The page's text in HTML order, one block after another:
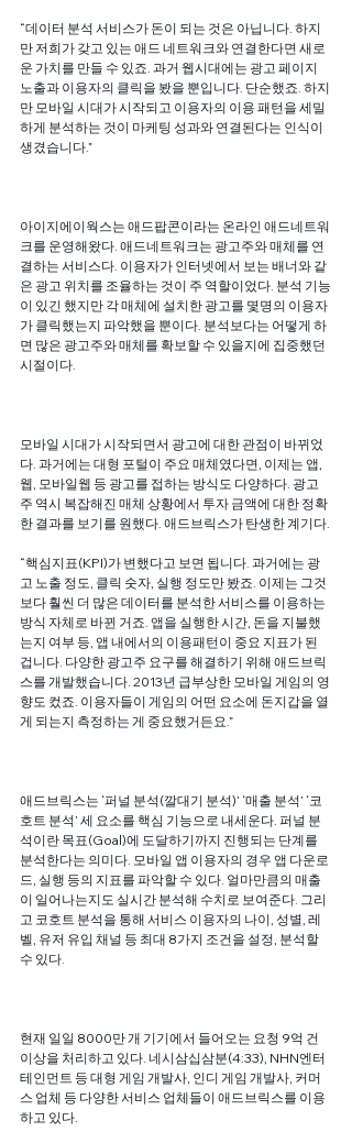
“데이터 분석 서비스가 돈이 되는 것은 아닙니다. 하지
만 저희가 갖고 있는 애드 네트워크와 연결한다면 새로
운 가치를 만들 수 있죠. 과거 웹시대에는 광고 페이지
노출과 이용자의 클릭을 봤을 뿐입니다. 단순했죠. 하지
만 모바일 시대가 시작되고 이용자의 이용 패턴을 세밀
하게 분석하는 것이 마케팅 성과와 연결된다는 인식이
생겼습니다.”
아이지에이웍스는 애드팝콘이라는 온라인 애드네트워
크를 운영해왔다. 애드네트워크는 광고주와 매체를 연
결하는 서비스다. 이용자가 인터넷에서 보는 배너와 같
은 광고 위치를 조율하는 것이 주 역할이었다. 분석 기능
이 있긴 했지만 각 매체에 설치한 광고를 몇명의 이용자
가 클릭했는지 파악했을 뿐이다. 분석보다는 어떻게 하
면 많은 광고주와 매체를 확보할 수 있을지에 집중했던
시절이다.
모바일 시대가 시작되면서 광고에 대한 관점이 바뀌었
다. 과거에는 대형 포털이 주요 매체였다면, 이제는 앱,
웹, 모바일웹 등 광고를 접하는 방식도 다양하다. 광고
주 역시 복잡해진 매체 상황에서 투자 금액에 대한 정확
한 결과를 보기를 원했다. 애드브릭스가 탄생한 계기다.
“핵심지표(KPI)가 변했다고 보면 됩니다. 과거에는 광
고 노출 정도, 클릭 숫자, 실행 정도만 봤죠. 이제는 그것
보다 훨씬 더 많은 데이터를 분석한 서비스를 이용하는
방식 자체로 바뀐 거죠. 앱을 실행한 시간, 돈을 지불했
는지 여부 등, 앱 내에서의 이용패턴이 중요 지표가 된
겁니다. 다양한 광고주 요구를 해결하기 위해 애드브릭
스를 개발했습니다. 2013년 급부상한 모바일 게임의 영
향도 컸죠. 이용자들이 게임의 어떤 요소에 돈지갑을 열
게 되는지 측정하는 게 중요했거든요.”
애드브릭스는 ‘퍼널 분석(깔대기 분석)’ ‘매출 분석’ ‘코
호트 분석’ 세 요소를 핵심 기능으로 내세운다. 퍼널 분
석이란 목표(Goal)에 도달하기까지 진행되는 단계를
분석한다는 의미다. 모바일 앱 이용자의 경우 앱 다운로
드, 실행 등의 지표를 파악할 수 있다. 얼마만큼의 매출
이 일어나는지도 실시간 분석해 수치로 보여준다. 그리
고 코호트 분석을 통해 서비스 이용자의 나이, 성별, 레
벨, 유저 유입 채널 등 최대 8가지 조건을 설정, 분석할
수 있다.
현재 일일 8000만 개 기기에서 들어오는 요청 9억 건
이상을 처리하고 있다. 네시삼십삼분(4:33), NHN엔터
테인먼트 등 대형 게임 개발사, 인디 게임 개발사, 커머
스 업체 등 다양한 서비스 업체들이 애드브릭스를 이용
하고 있다.